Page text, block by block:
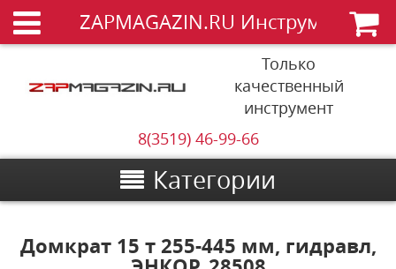
ZAPMAGAZIN.RU Инструменты
Только
качественный
инструмент
8(3519) 46-99-66
Категории
Домкрат 15 т 255-445 мм, гидравл,